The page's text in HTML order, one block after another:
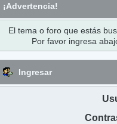
¡Advertencia!
El tema o foro que estás
Por favor ingresa
Ingresar